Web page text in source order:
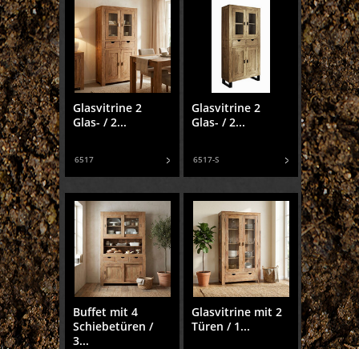
Glasvitrine 2
Glas- / 2...
6517
Glasvitrine 2
Glas- / 2...
6517-S
Buffet mit 4
Schiebetüren /
3...
Glasvitrine mit 2
Türen / 1...